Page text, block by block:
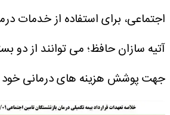
اجتماعی، برای استفاده از خدمات
آتیه سازان حافظ؛ می توانند از دو
جهت پوشش هزینه های درمانی خود